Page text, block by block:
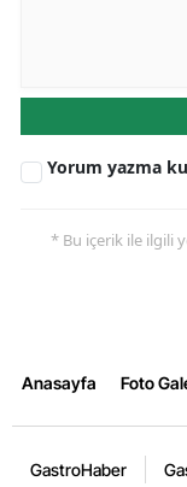
Yorum yazma
* Bu içerik ile ilgili
Anasayfa Foto
GastroHaber